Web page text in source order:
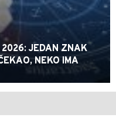
2026: JEDAN ZNAK
NEKO IMA